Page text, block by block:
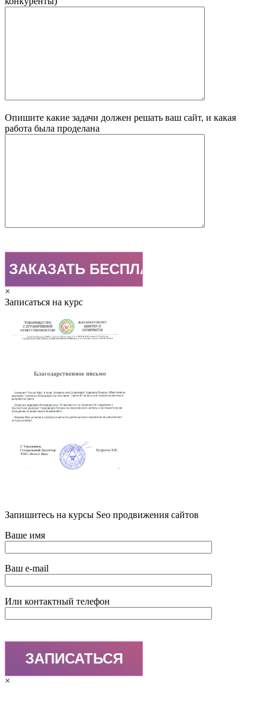
Опишите какие задачи должен решать ваш сайт, и какая
работа была проделана
×
Записаться на курс
Запишитесь на курсы Seo продвижения сайтов
Ваше имя
Ваш e-mail
Или контактный телефон
×